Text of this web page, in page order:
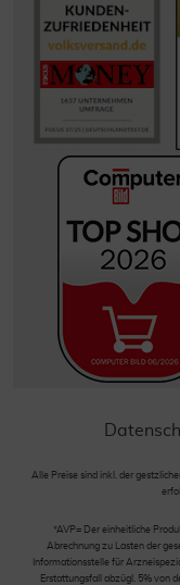
Alle Preise sind inkl. der
*AVP= Der einheitliche
Abrechnung zu Lasten der
Informationsstelle für
Erstattungsfall abzügl. 5% von